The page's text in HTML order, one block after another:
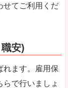
せてご利用くだ
安)
れます。雇用保
で行いましょ